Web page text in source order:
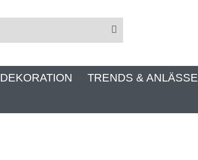
DEKORATION TRENDS & ANLÄSSE